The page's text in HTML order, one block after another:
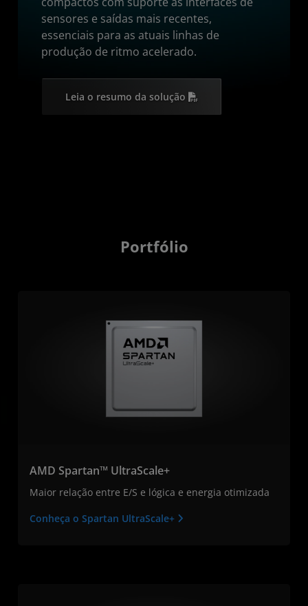
sensores e saídas mais recentes,
essenciais para as atuais linhas de
produção de ritmo acelerado.
Leia o resumo da solução
Portfólio
AMD Spartan™ UltraScale+
Maior relação entre E/S e lógica e energia otimizada
Conheça o Spartan UltraScale+